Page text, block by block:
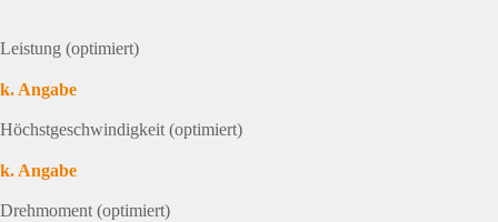
Leistung (optimiert)
k. Angabe
Höchstgeschwindigkeit (optimiert)
k. Angabe
Drehmoment (optimiert)